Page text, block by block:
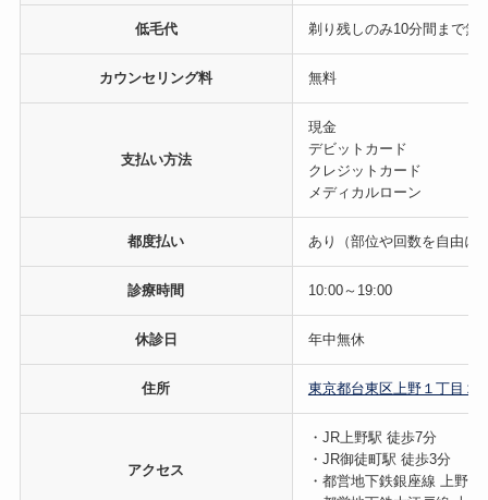
低毛代 剃り残しのみ10分間まで無
カウンセリング料 無料
支払い方法
現金
デビットカード
クレジットカード
メディカルローン
都度払い あり（部位や回数を自由に
診療時間 10:00～19:00
休診日 年中無休
住所 東京都台東区上野１丁目２
アクセス
・JR上野駅 徒歩7分
・JR御徒町駅 徒歩3分
・都営地下鉄銀座線 上野